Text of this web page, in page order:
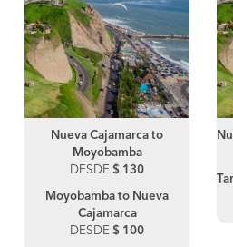
Nueva Cajamarca to
Moyobamba
DESDE $ 130
Moyobamba to Nueva
Cajamarca
DESDE $ 100